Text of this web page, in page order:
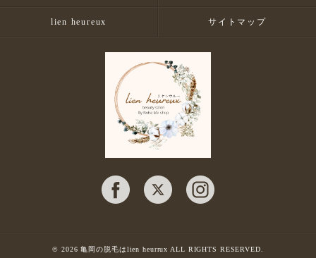
lien heureux サイトマップ
© 2026 亀岡の脱毛はlien heurrux ALL RIGHTS RESERVED.